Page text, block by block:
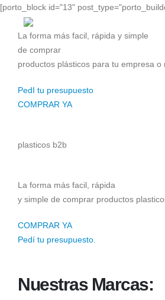
[porto_block id="13"
La forma más facil, rápida y simple
de comprar
productos plásticos para tu empresa o
PedI tu presupuesto
COMPRAR YA
plasticos b2b
La forma más facil, rápida
y simple de comprar productos
COMPRAR YA
Pedí tu presupuesto.
Nuestras Marcas: